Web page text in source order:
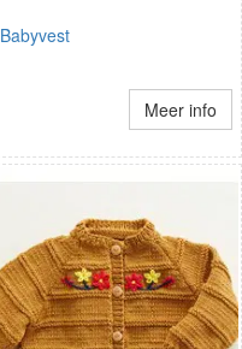
Babyvest
Meer info